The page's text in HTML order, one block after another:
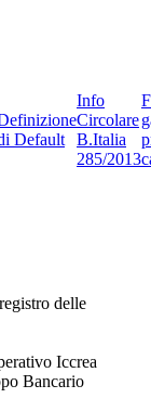
Default
Info
Circolare
B.Italia
285/2013
delle
Iccrea
Bancario